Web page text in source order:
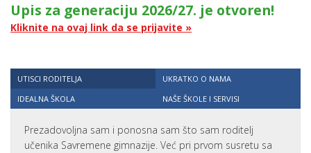
Upis za generaciju 2026/27. je otvoren!
Kliknite na ovaj link da se prijavite »
UTISCI RODITELJA
UKRATKO O NAMA
IDEALNA ŠKOLA
NAŠE ŠKOLE I SERVISI
Prezadovoljna sam i ponosna sam što sam roditelj
učenika Savremene gimnazije. Već pri prvom susretu sa